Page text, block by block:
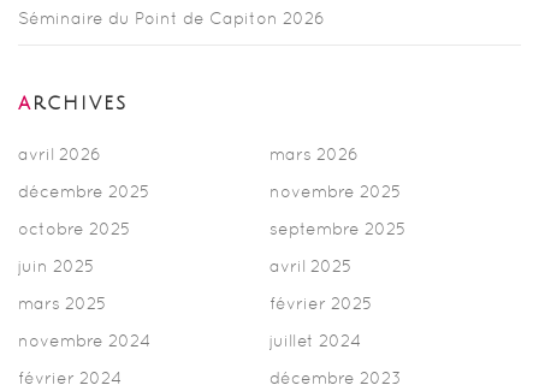
Séminaire du Point de Capiton 2026
ARCHIVES
avril 2026
mars 2026
décembre 2025
novembre 2025
octobre 2025
septembre 2025
juin 2025
avril 2025
mars 2025
février 2025
novembre 2024
juillet 2024
février 2024
décembre 2023